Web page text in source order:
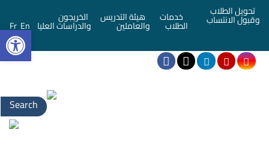
تحويل الطلاب
وقبول الانتساب خدمات
الطلاب
هيئة التدريس
والعاملين
الخريجون
والدراسات العليا En
Fr
Search
for: